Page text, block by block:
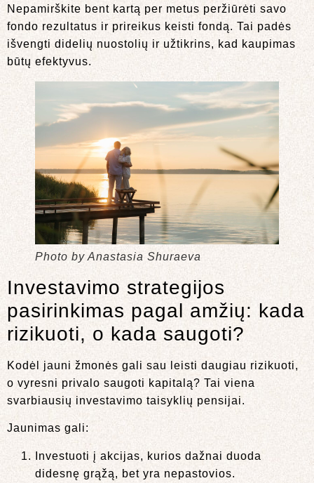
Nepamirškite bent kartą per metus peržiūrėti savo
fondo rezultatus ir prireikus keisti fondą. Tai padės
išvengti didelių nuostolių ir užtikrins, kad kaupimas
būtų efektyvus.
Photo by Anastasia Shuraeva
Investavimo strategijos
pasirinkimas pagal amžių: kada
rizikuoti, o kada saugoti?
Kodėl jauni žmonės gali sau leisti daugiau rizikuoti,
o vyresni privalo saugoti kapitalą? Tai viena
svarbiausių investavimo taisyklių pensijai.
Jaunimas gali:
Investuoti į akcijas, kurios dažnai duoda
didesnę grąžą, bet yra nepastovios.